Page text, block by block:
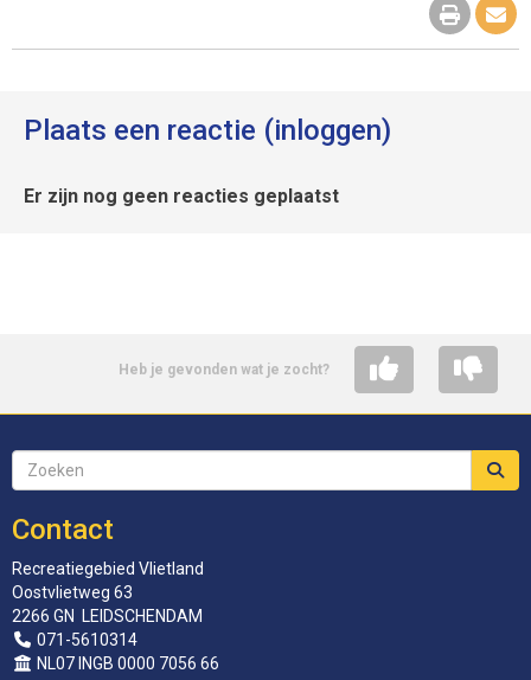
Plaats een reactie (inloggen)
Er zijn nog geen reacties geplaatst
Heb je gevonden wat je zocht?
Contact
Recreatiegebied Vlietland
Oostvlietweg 63
2266 GN LEIDSCHENDAM
071-5610314
NL07 INGB 0000 7056 66